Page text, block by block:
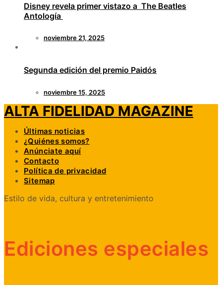
Disney revela primer vistazo a The Beatles
Antología
noviembre 21, 2025
Segunda edición del premio Paidós
noviembre 15, 2025
ALTA FIDELIDAD MAGAZINE
Últimas noticias
¿Quiénes somos?
Anúnciate aquí
Contacto
Política de privacidad
Sitemap
Estilo de vida, cultura y entretenimiento
Ediciones especiales